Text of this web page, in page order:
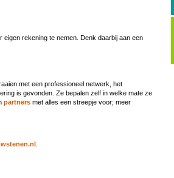
rekening te nemen. Denk daarbij aan een
met een professioneel netwerk, het
is gevonden. Ze bepalen zelf in welke mate ze
partners met alles een streepje voor; meer